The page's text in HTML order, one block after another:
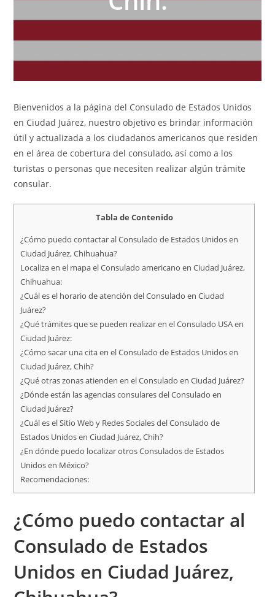
Bienvenidos a la página del Consulado de Estados Unidos
en Ciudad Juárez, nuestro objetivo es brindar información
útil y actualizada a los ciudadanos americanos que residen
en el área de cobertura del consulado, así como a los
turistas o personas que necesiten realizar algún trámite
consular.
Tabla de Contenido
¿Cómo puedo contactar al Consulado de Estados Unidos en
Ciudad Juárez, Chihuahua?
Localiza en el mapa el Consulado americano en Ciudad Juárez,
Chihuahua:
¿Cuál es el horario de atención del Consulado en Ciudad
Juárez?
¿Qué trámites que se pueden realizar en el Consulado USA en
Ciudad Juárez:
¿Cómo sacar una cita en el Consulado de Estados Unidos en
Ciudad Juárez, Chih?
¿Qué otras zonas atienden en el Consulado en Ciudad Juárez?
¿Dónde están las agencias consulares del Consulado en
Ciudad Juárez?
¿Cuál es el Sitio Web y Redes Sociales del Consulado de
Estados Unidos en Ciudad Juárez, Chih?
¿En dónde puedo localizar otros Consulados de Estados
Unidos en México?
Recomendaciones:
¿Cómo puedo contactar al
Consulado de Estados
Unidos en Ciudad Juárez,